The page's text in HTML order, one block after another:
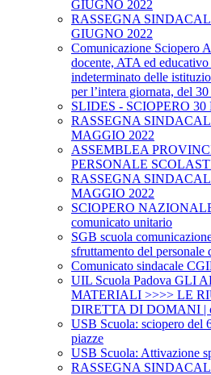
GIUGNO 2022
RASSEGNA
GIUGNO 2022
Comunicazione Sciopero
docente, ATA ed
indeterminato delle
per l’intera giornata, del
SLIDES - SCIOPERO
RASSEGNA
MAGGIO 2022
ASSEMBLEA
PERSONALE
RASSEGNA
MAGGIO 2022
SCIOPERO
comunicato unitario
SGB scuola
sfruttamento del personale
Comunicato sindacale
UIL Scuola Padova GLI
MATERIALI >>>> LE
DIRETTA DI DOMANI |
USB Scuola: sciopero del
piazze
USB Scuola: Attivazione
RASSEGNA